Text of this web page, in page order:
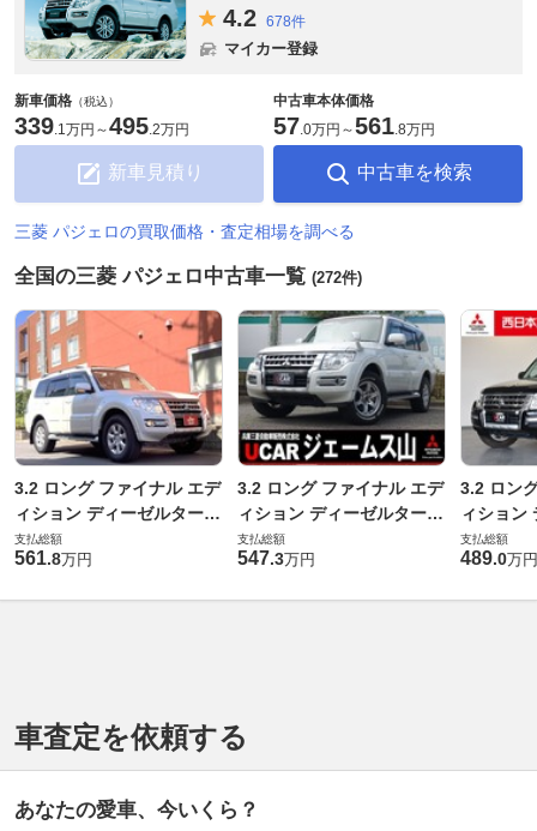
4.2 678件
マイカー登録
新車価格 （税込）
339.1万円 ～495.2万円
新車見積り
中古車本体価格
57.0万円 ～561.8万円
中古車を検索
三菱 パジェロの買取価格・査定相場を調べる
全国の三菱 パジェロ中古車一覧 (272件)
3.2 ロング ファイナル エデ
ィション ディーゼルターボ
4WD
支払総額
561.8万円
3.2 ロング ファイナル エデ
ィション ディーゼルターボ
4WD
支払総額
547.3万円
3.2 ロン
ィション
4WD
支払総額
489.0万円
車査定を依頼する
あなたの愛車、今いくら？